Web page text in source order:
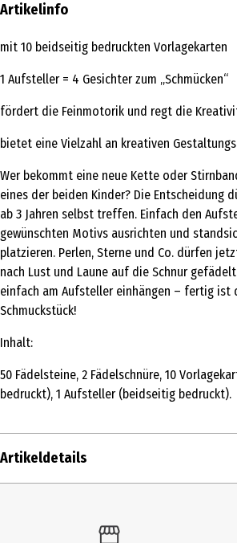
Artikelinfo
mit 10 beidseitig bedruckten Vorlagekarten
1 Aufsteller = 4 Gesichter zum „Schmücken“
fördert die Feinmotorik und regt die
bietet eine Vielzahl an kreativen
Wer bekommt eine neue Kette oder
eines der beiden Kinder? Die Entscheidung
ab 3 Jahren selbst treffen. Einfach den
gewünschten Motivs ausrichten und
platzieren. Perlen, Sterne und Co. dürfen
nach Lust und Laune auf die Schnur
einfach am Aufsteller einhängen – fertig ist
Schmuckstück!
Inhalt:
50 Fädelsteine, 2 Fädelschnüre, 10
bedruckt), 1 Aufsteller (beidseitig bedruckt).
Artikeldetails